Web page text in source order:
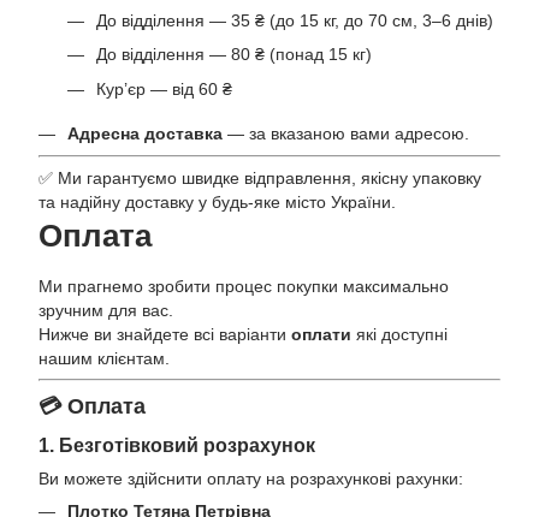
До відділення — 35 ₴ (до 15 кг, до 70 см, 3–6 днів)
До відділення — 80 ₴ (понад 15 кг)
Кур’єр — від 60 ₴
Адресна доставка — за вказаною вами адресою.
✅ Ми гарантуємо швидке відправлення, якісну упаковку
та надійну доставку у будь-яке місто України.
Оплата
Ми прагнемо зробити процес покупки максимально
зручним для вас.
Нижче ви знайдете всі варіанти оплати які доступні
нашим клієнтам.
💳 Оплата
1. Безготівковий розрахунок
Ви можете здійснити оплату на розрахункові рахунки:
Плотко Тетяна Петрівна